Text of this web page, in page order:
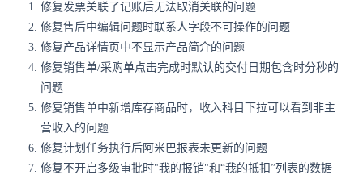
修复发票关联了记账后无法取消关联的问题
修复售后中编辑问题时联系人字段不可操作的问题
修复产品详情页中不显示产品简介的问题
修复销售单/采购单点击完成时默认的交付日期包含时分秒的
问题
修复销售单中新增库存商品时，收入科目下拉可以看到非主
营收入的问题
修复计划任务执行后阿米巴报表未更新的问题
修复不开启多级审批时"我的报销"和“我的抵扣”列表的数据